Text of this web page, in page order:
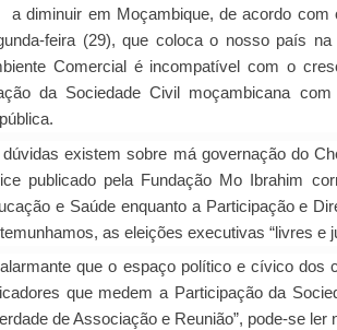
a diminuir em Moçambique, de acordo
feira (29), que coloca o nosso país
Comercial é incompatível com o
da Sociedade Civil moçambicana
dúvidas existem sobre má governação do
publicado pela Fundação Mo Ibrahim
e Saúde enquanto a Participação e
as eleições executivas “livres e
que o espaço político e cívico dos
que medem a Participação da
de Associação e Reunião”, pode-se